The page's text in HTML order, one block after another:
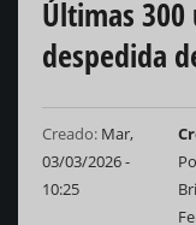
Últimas 300
despedida
Creado: Mar,
03/03/2026 -
10:25